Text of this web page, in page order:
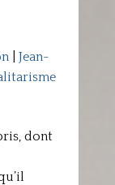
| Jean-
dont